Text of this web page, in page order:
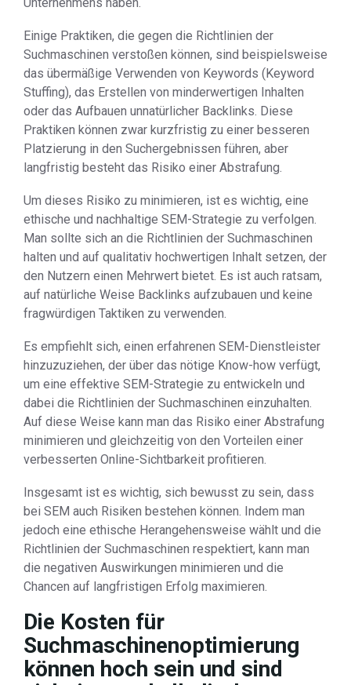
Einige Praktiken, die gegen die Richtlinien der
Suchmaschinen verstoßen können, sind beispielsweise
das übermäßige Verwenden von Keywords (Keyword
Stuffing), das Erstellen von minderwertigen Inhalten
oder das Aufbauen unnatürlicher Backlinks. Diese
Praktiken können zwar kurzfristig zu einer besseren
Platzierung in den Suchergebnissen führen, aber
langfristig besteht das Risiko einer Abstrafung.
Um dieses Risiko zu minimieren, ist es wichtig, eine
ethische und nachhaltige SEM-Strategie zu verfolgen.
Man sollte sich an die Richtlinien der Suchmaschinen
halten und auf qualitativ hochwertigen Inhalt setzen, der
den Nutzern einen Mehrwert bietet. Es ist auch ratsam,
auf natürliche Weise Backlinks aufzubauen und keine
fragwürdigen Taktiken zu verwenden.
Es empfiehlt sich, einen erfahrenen SEM-Dienstleister
hinzuzuziehen, der über das nötige Know-how verfügt,
um eine effektive SEM-Strategie zu entwickeln und
dabei die Richtlinien der Suchmaschinen einzuhalten.
Auf diese Weise kann man das Risiko einer Abstrafung
minimieren und gleichzeitig von den Vorteilen einer
verbesserten Online-Sichtbarkeit profitieren.
Insgesamt ist es wichtig, sich bewusst zu sein, dass
bei SEM auch Risiken bestehen können. Indem man
jedoch eine ethische Herangehensweise wählt und die
Richtlinien der Suchmaschinen respektiert, kann man
die negativen Auswirkungen minimieren und die
Chancen auf langfristigen Erfolg maximieren.
Die Kosten für
Suchmaschinenoptimierung
können hoch sein und sind